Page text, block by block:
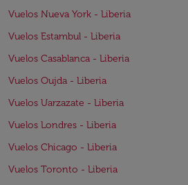
Vuelos Nueva York - Liberia
Vuelos Estambul - Liberia
Vuelos Casablanca - Liberia
Vuelos Oujda - Liberia
Vuelos Uarzazate - Liberia
Vuelos Londres - Liberia
Vuelos Chicago - Liberia
Vuelos Toronto - Liberia